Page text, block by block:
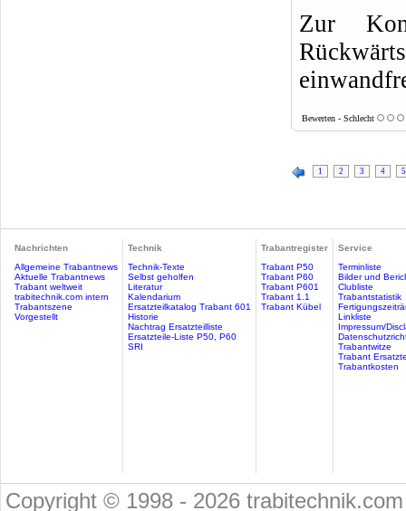
Zur
Bewerten - Schlecht
1 2 3 4 5
Nachrichten
Allgemeine Trabantnews
Aktuelle Trabantnews
Trabant weltweit
trabitechnik.com intern
Trabantszene
Vorgestellt
Technik
Technik-Texte
Selbst geholfen
Literatur
Kalendarium
Ersatzteilkatalog Trabant 601
Historie
Nachtrag Ersatzteilliste
Ersatzteile-Liste P50, P60
SRI
Trabantregister
Trabant P50
Trabant P60
Trabant P601
Trabant 1.1
Trabant Kübel
Service
Terminliste
Bilder und
Clubliste
Trabantstatistik
Linkliste
Impressum/
Trabantwitze
Trabant
Trabantkosten
Copyright © 1998 - 2026